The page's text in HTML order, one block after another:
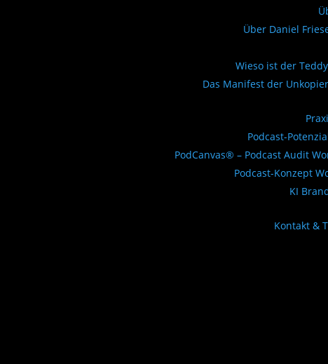
Über Daniel
Wieso ist der
Das Manifest der
Podcast-
PodCanvas® – Podcast Audit
Podcast-Konzept
KI
Kontakt &